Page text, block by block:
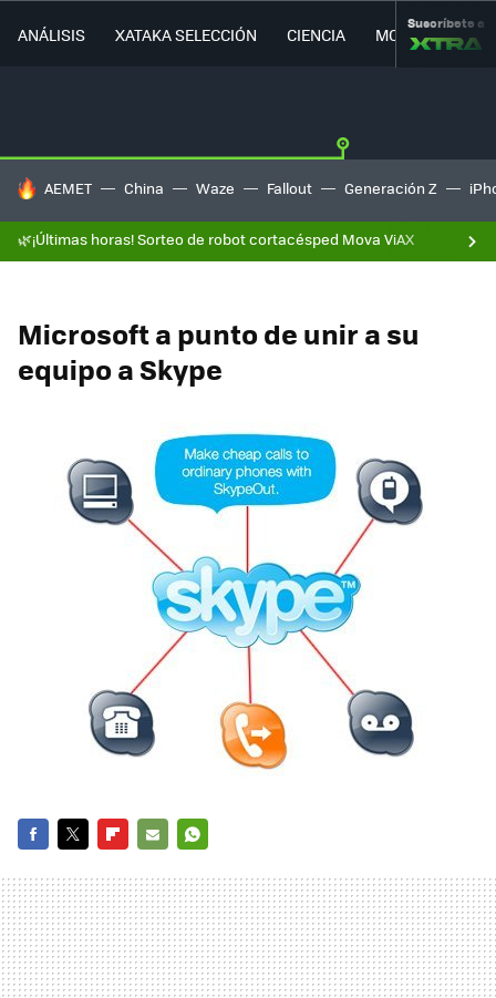
ANÁLISIS XATAKA SELECCIÓN CIENCIA MOVILIDAD
Suscríbete a
HOY SE HABLA DE
AEMET China Waze Fallout Generación Z
🌿¡Últimas horas! Sorteo de robot cortacésped Mova ViAX
Microsoft a punto de unir a su
equipo a Skype
MAIL